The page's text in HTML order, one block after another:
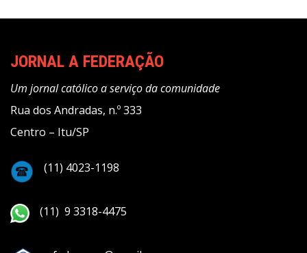
JORNAL A FEDERAÇÃO
Um jornal católico a serviço da comunidade
Rua dos Andradas, n.º 333
Centro – Itu/SP
(11) 4023-1198
(11) 9 3318-4475